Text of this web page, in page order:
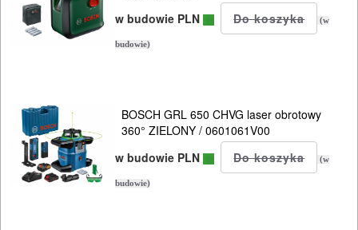
lasery
podłogowe
Wykrywacze
Miary
Poziomice
w budowie PLN
(w
budowie)
BOSCH GRL 650 CHVG laser obrotowy
360° ZIELONY / 0601061V00
w budowie PLN
(w
budowie)